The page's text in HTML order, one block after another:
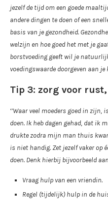
jezelf de tijd om een goede
andere dingen te doen of een
basis van je gezondheid.
welzijn en hoe goed het met je
borstvoeding geeft wil je
voedingswaarde doorgeven aan je
Tip 3: zorg voor
‘’Waar veel moeders goed in
doen. Ik heb dagen gehad, dat ik
drukte zodra mijn man thuis
is niet handig. Zet jezelf vaker op
doen. Denk hierbij bijvoorbeeld
Vraag hulp van een vriendin.
Regel (tijdelijk) hulp in de